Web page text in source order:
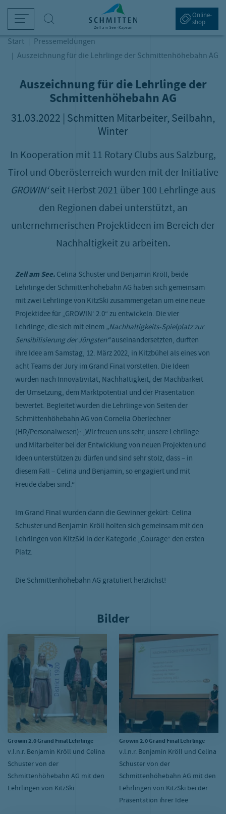
Navigation überspringen
Zum Hauptcontent
Zur Hauptnavigation springen
sr.Table Of Content Auszeichnung für die Lehrlinge
Online­
shop
Winter am Berg
der Pisten
Bergsommer
& Sommer-Bergbahnen
Sommeraktivitäten
Programm
und Aussichtspunkte
Österreichische Sommer-Bergbahnen
Schifffahrt am Zeller See
& Preise
"Maria Franziska von Trapp"
Tickets & Preise
Tickets
Card
und Erlebnistickets
Service & Aktuelles
am See-Kaprun App
Start
Pressemeldungen
Auszeichnung für die Lehrlinge der Schmittenhöhebahn AG
Auszeichnung für die Lehrlinge der
Schmittenhöhebahn AG
31.03.2022 | Schmitten Mitarbeiter, Seilbahn,
Winter
In Kooperation mit 11 Rotary Clubs aus Salzburg,
Tirol und Oberösterreich wurden mit der Initiative
GROWIN‘seit Herbst 2021 über 100 Lehrlinge aus
den Regionen dabei unterstützt, an
unternehmerischen Projektideen im Bereich der
Nachhaltigkeit zu arbeiten.
Zell am See. Celina Schuster und Benjamin Kröll, beide
Lehrlinge der Schmittenhöhebahn AG haben sich gemeinsam
mit zwei Lehrlinge von KitzSki zusammengetan um eine neue
Projektidee für „GROWIN‘ 2.0“ zu entwickeln. Die vier
Lehrlinge, die sich mit einem „Nachhaltigkeits-Spielplatz zur
Sensibilisierung der Jüngsten“auseinandersetzten, durften
ihre Idee am Samstag, 12. März 2022, in Kitzbühel als eines von
acht Teams der Jury im Grand Final vorstellen. Die Ideen
wurden nach Innovativität, Nachhaltigkeit, der Machbarkeit
der Umsetzung, dem Marktpotential und der Präsentation
bewertet. Begleitet wurden die Lehrlinge von Seiten der
Schmittenhöhebahn AG von Cornelia Oberlechner
(HR/Personalwesen): „Wir freuen uns sehr, unsere Lehrlinge
und Mitarbeiter bei der Entwicklung von neuen Projekten und
Ideen unterstützen zu dürfen und sind sehr stolz, dass – in
diesem Fall – Celina und Benjamin, so engagiert und mit
Freude dabei sind.“
Im Grand Final wurden dann die Gewinner gekürt: Celina
Schuster und Benjamin Kröll holten sich gemeinsam mit den
Lehrlingen von KitzSki in der Kategorie „Courage“ den ersten
Platz.
Die Schmittenhöhebahn AG gratuliert herzlichst!
Bilder
Growin 2.0 Grand Final Lehrlinge
v.l.n.r. Benjamin Kröll und Celina
Schuster von der
Schmittenhöhebahn AG mit den
Lehrlingen von KitzSki
Growin 2.0 Grand Final Lehrlinge
v.l.n.r. Benjamin Kröll und Celina
Schuster von der
Schmittenhöhebahn AG mit den
Lehrlingen von KitzSki bei der
Präsentation ihrer Idee